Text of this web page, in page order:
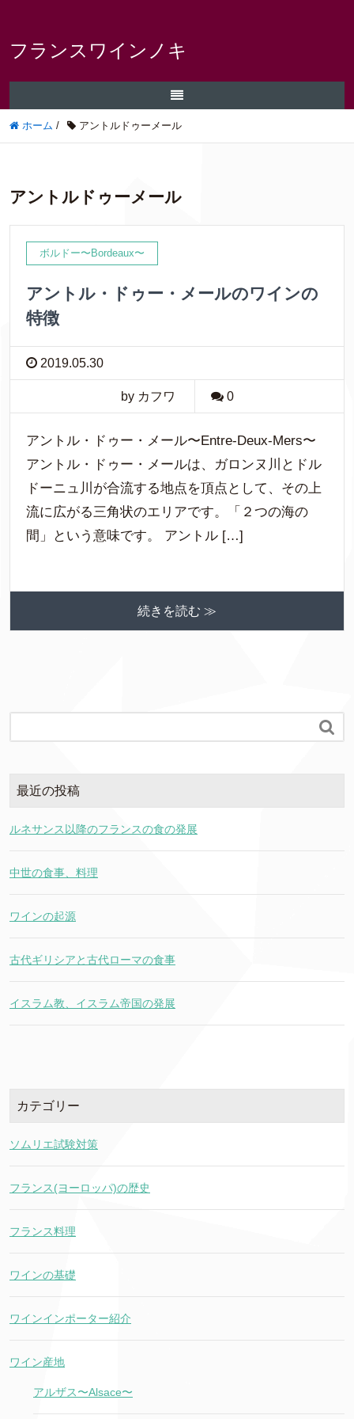
フランスワインノキ
ホーム / アントルドゥーメール
アントルドゥーメール
ボルドー〜Bordeaux〜
アントル・ドゥー・メールのワインの
特徴
2019.05.30
by カフワ 0
アントル・ドゥー・メール〜Entre-Deux-Mers〜
アントル・ドゥー・メールは、ガロンヌ川とドル
ドーニュ川が合流する地点を頂点として、その上
流に広がる三角状のエリアです。「２つの海の
間」という意味です。 アントル […]
続きを読む ≫

最近の投稿
ルネサンス以降のフランスの食の発展
中世の食事、料理
ワインの起源
古代ギリシアと古代ローマの食事
イスラム教、イスラム帝国の発展
カテゴリー
ソムリエ試験対策
フランス(ヨーロッパ)の歴史
フランス料理
ワインの基礎
ワインインポーター紹介
ワイン産地
アルザス〜Alsace〜